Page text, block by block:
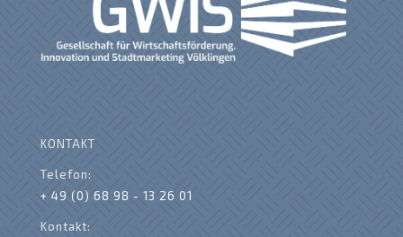
KONTAKT
Telefon:
+ 49 (0) 68 98 - 13 26 01
Kontakt: